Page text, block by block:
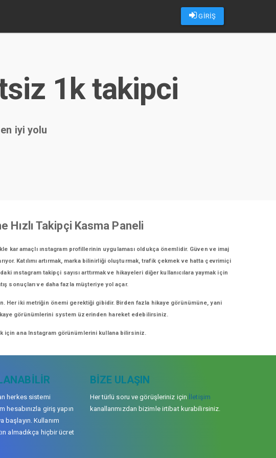
GİRİŞ
1k takipci
iyi yolu
Hızlı Takipçi Kasma Paneli
amaçlı ınstagram profillerinin uygulaması oldukça önemlidir. Güven ve imaj
Katılımı artırmak, marka bilinirliği oluşturmak, trafik çekmek ve hatta çevrimiçi
ınstagram takipçi sayısı arttırmak ve hikayeleri diğer kullanıcılara yaymak için
sonuçları ve daha fazla müşteriye yol açar.
Her iki metriğin önemi gerektiği gibidir. Birden fazla hikaye görünümüne, yani
görünümlerini system üzerinden hareket edebilirsiniz.
için ana Instagram görünümlerini kullana bilirsiniz.
herkes sistemi
hesabınızla giriş yapın
başlayın. Kullanım
almadıkça hiçbir ücret
BIZE ULAŞIN
Her türlü soru ve görüşleriniz için İletişim
kanallarımızdan bizimle irtibat kurabilirsiniz.